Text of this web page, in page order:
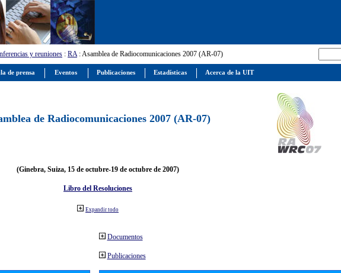
y reuniones : RA: Asamblea de Radiocomunicaciones 2007 (AR-07)
de Radiocomunicaciones 2007 (AR-07)
(Ginebra, Suiza, 15 de octubre-19 de octubre de 2007)
Libro del Resoluciones
Expandir todo
Documentos
Publicaciones
de prensa Eventos Publicaciones Estadísticas Acerca de la UIT